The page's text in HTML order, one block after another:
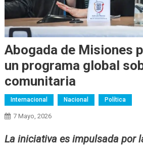
Abogada de Misiones
un programa global
comunitaria
Internacional Nacional Política
7 Mayo, 2026
La iniciativa es impulsada por